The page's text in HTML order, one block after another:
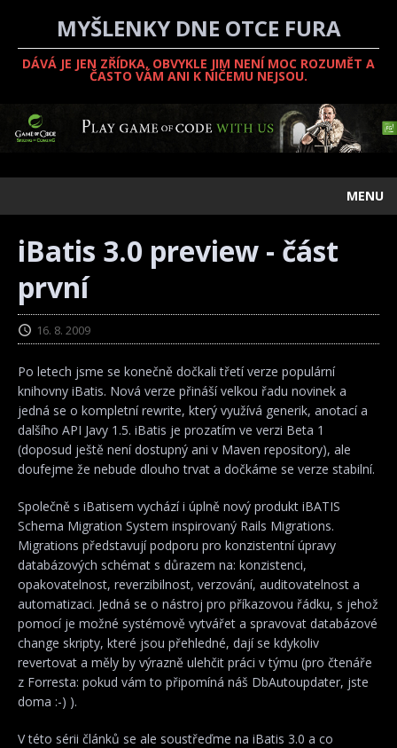
MYŠLENKY DNE OTCE FURA
DÁVÁ JE JEN ZŘÍDKA, OBVYKLE JIM NENÍ MOC ROZUMĚT A
ČASTO VÁM ANI K NIČEMU NEJSOU.
MENU
iBatis 3.0 preview - část
první
16. 8. 2009
Po letech jsme se konečně dočkali třetí verze populární
knihovny iBatis. Nová verze přináší velkou řadu novinek a
jedná se o kompletní rewrite, který využívá generik, anotací a
dalšího API Javy 1.5. iBatis je prozatím ve verzi Beta 1
(doposud ještě není dostupný ani v Maven repository), ale
doufejme že nebude dlouho trvat a dočkáme se verze stabilní.
Společně s iBatisem vychází i úplně nový produkt iBATIS
Schema Migration System inspirovaný Rails Migrations.
Migrations představují podporu pro konzistentní úpravy
databázových schémat s důrazem na: konzistenci,
opakovatelnost, reverzibilnost, verzování, auditovatelnost a
automatizaci. Jedná se o nástroj pro příkazovou řádku, s jehož
pomocí je možné systémově vytvářet a spravovat databázové
change skripty, které jsou přehledné, dají se kdykoliv
revertovat a měly by výrazně ulehčit práci v týmu (pro čtenáře
z Forresta: pokud vám to připomíná náš DbAutoupdater, jste
doma :-) ).
V této sérii článků se ale soustřeďme na iBatis 3.0 a co